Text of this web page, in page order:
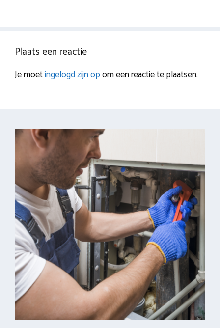
Plaats een reactie
Je moetingelogd zijn opom een reactie te plaatsen.